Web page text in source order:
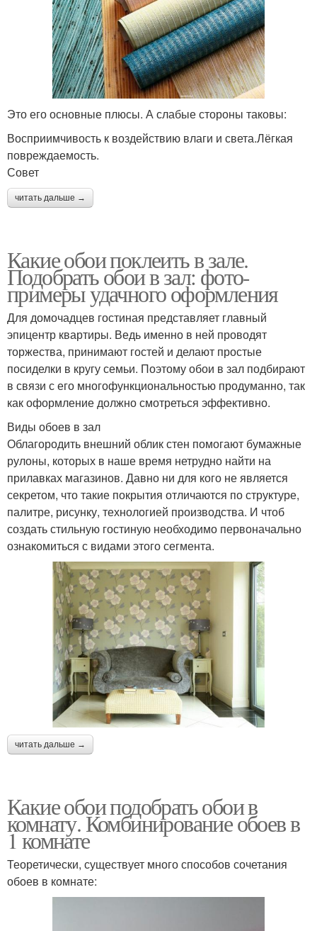
Это его основные плюсы. А слабые стороны таковы:
Восприимчивость к воздействию влаги и света.Лёгкая
повреждаемость.
Совет
читать дальше →
Какие обои поклеить в зале.
Подобрать обои в зал: фото-
примеры удачного оформления
Для домочадцев гостиная представляет главный
эпицентр квартиры. Ведь именно в ней проводят
торжества, принимают гостей и делают простые
посиделки в кругу семьи. Поэтому обои в зал подбирают
в связи с его многофункциональностью продуманно, так
как оформление должно смотреться эффективно.
Виды обоев в зал
Облагородить внешний облик стен помогают бумажные
рулоны, которых в наше время нетрудно найти на
прилавках магазинов. Давно ни для кого не является
секретом, что такие покрытия отличаются по структуре,
палитре, рисунку, технологией производства. И чтоб
создать стильную гостиную необходимо первоначально
ознакомиться с видами этого сегмента.
читать дальше →
Какие обои подобрать обои в
комнату. Комбинирование обоев в
1 комнате
Теоретически, существует много способов сочетания
обоев в комнате: